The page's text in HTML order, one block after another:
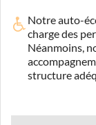
Notre auto-
charge des
Néanmoins,
structure